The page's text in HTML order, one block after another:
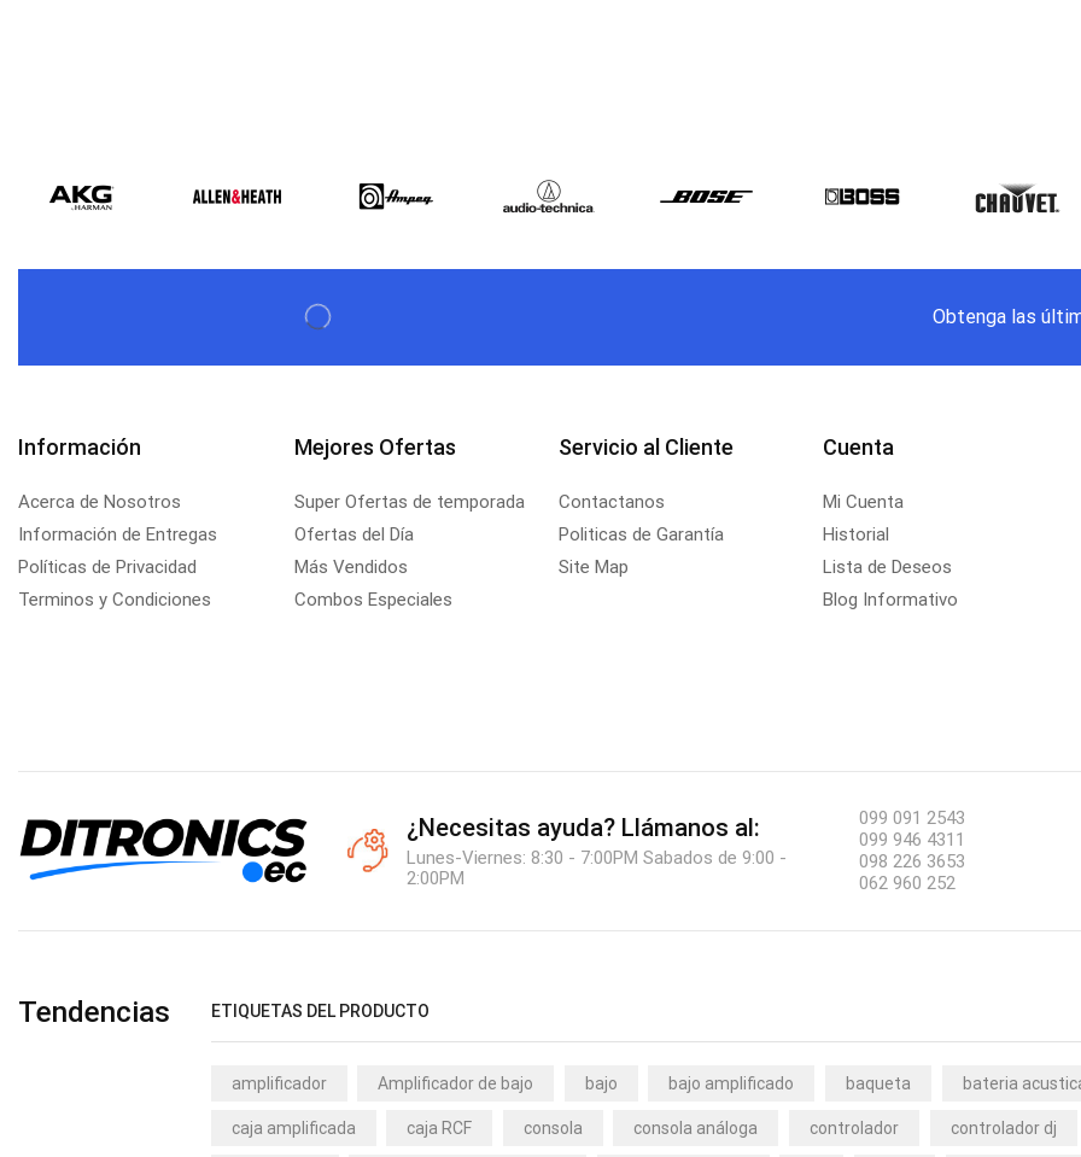
Obtenga las
Información
Acerca de Nosotros
Información de Entregas
Políticas de Privacidad
Terminos y Condiciones
Mejores Ofertas
Super Ofertas de temporada
Ofertas del Día
Más Vendidos
Combos Especiales
Servicio al Cliente
Contactanos
Politicas de Garantía
Site Map
Cuenta
Mi Cuenta
Historial
Lista de Deseos
Blog Informativo
¿Necesitas ayuda? Llámanos al:
Lunes-Viernes: 8:30 - 7:00PM Sabados de 9:00 -
2:00PM
099 091 2543
099 946 4311
098 226 3653
062 960 252
Tendencias ETIQUETAS DEL PRODUCTO
amplificador Amplificador de bajo bajo bajo amplificado baqueta bateria
caja amplificada caja RCF consola consola análoga controlador controlador dj